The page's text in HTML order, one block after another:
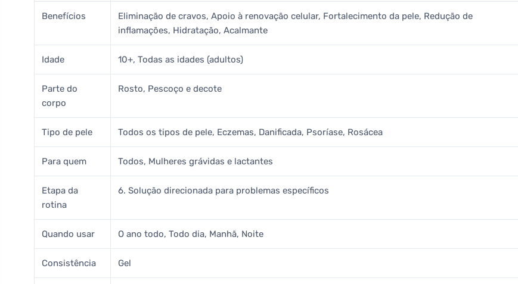
Benefícios
Eliminação de cravos, Apoio à renovação celular, Fortalecimento da pele, Redução de
inflamações, Hidratação, Acalmante
Idade 10+, Todas as idades (adultos)
Parte do
corpo
Rosto, Pescoço e decote
Tipo de pele Todos os tipos de pele, Eczemas, Danificada, Psoríase, Rosácea
Para quem Todos, Mulheres grávidas e lactantes
Etapa da
rotina
6. Solução direcionada para problemas específicos
Quando usar O ano todo, Todo dia, Manhã, Noite
Consistência Gel